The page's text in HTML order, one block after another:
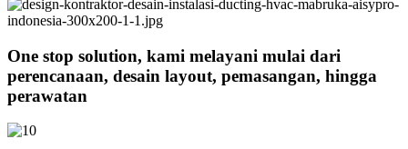
One stop solution, kami melayani mulai dari
perencanaan, desain layout, pemasangan, hingga
perawatan